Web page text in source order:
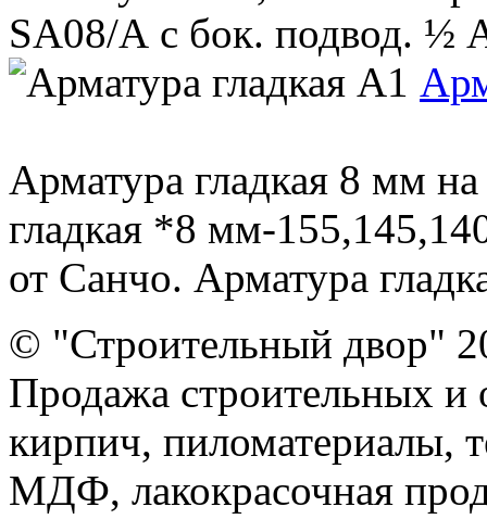
SA08/А с бок. подвод. ½
Арматура гладкая 8 мм
гладкая *8 мм-
от Санчо. Арматура
© "Строительный двор"
Продажа строительных и
кирпич, пиломатериалы,
МДФ, лакокрасочная